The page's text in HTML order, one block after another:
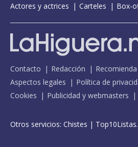
Actores y actrices
Carteles Box-
Contacto Redacción Recomienda
Aspectos legales
Política de
Cookies
Publicidad y webmasters
Otros servicios: Chistes |